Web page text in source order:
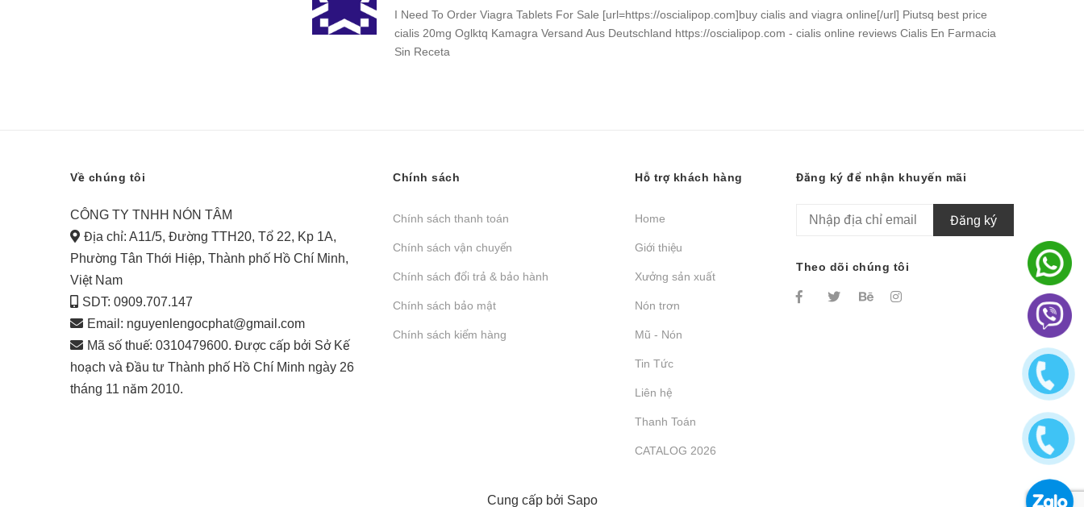
I Need To Order Viagra Tablets For Sale [url=https://oscialipop.com]buy cialis and viagra online[/url] Piutsq best price
cialis 20mg Oglktq Kamagra Versand Aus Deutschland https://oscialipop.com - cialis online reviews Cialis En Farmacia
Sin Receta
Về chúng tôi
CÔNG TY TNHH NÓN TÂM
Địa chỉ: A11/5, Đường TTH20, Tổ 22, Kp 1A,
Phường Tân Thới Hiệp, Thành phố Hồ Chí Minh,
Việt Nam
SDT: 0909.707.147
Email: nguyenlengocphat@gmail.com
Mã số thuế: 0310479600. Được cấp bởi Sở Kế
hoạch và Đầu tư Thành phố Hồ Chí Minh ngày 26
tháng 11 năm 2010.
Chính sách
Chính sách thanh toán
Chính sách vận chuyển
Chính sách đổi trả & bảo hành
Chính sách bảo mật
Chính sách kiểm hàng
Hỗ trợ khách hàng
Home
Giới thiệu
Xưởng sản xuất
Nón trơn
Mũ - Nón
Tin Tức
Liên hệ
Thanh Toán
CATALOG 2026
Đăng ký để nhận khuyến mãi
Đăng ký
Theo dõi chúng tôi
Cung cấp bởi Sapo